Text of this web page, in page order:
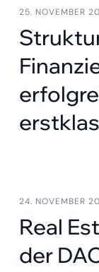
25. NOVEMBER
24. NOVEMBER
Real
der